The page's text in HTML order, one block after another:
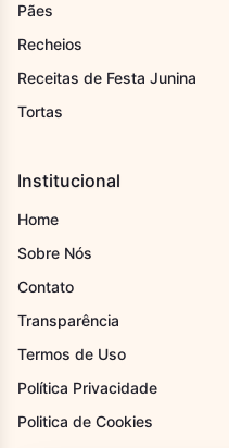
Pães
Recheios
Receitas de Festa Junina
Tortas
Institucional
Home
Sobre Nós
Contato
Transparência
Termos de Uso
Política Privacidade
Politica de Cookies